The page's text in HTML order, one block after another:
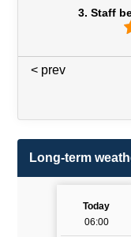
3. Staff
< prev
Long-term
Today
06:00